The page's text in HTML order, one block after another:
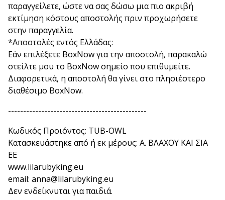
παραγγείλετε, ώστε να σας δώσω μια πιο ακριβή
εκτίμηση κόστους αποστολής πριν προχωρήσετε
στην παραγγελία.
*Αποστολές εντός Ελλάδας:
Εάν επιλέξετε BoxNow για την αποστολή, παρακαλώ
στείλτε μου το BoxNow σημείο που επιθυμείτε.
Διαφορετικά, η αποστολή θα γίνει στο πλησιέστερο
διαθέσιμο BoxNow.
----------------------------------------------
Κωδικός Προιόντος: TUB-OWL
Κατασκευάστηκε από ή εκ μέρους: Α. ΒΛΑΧΟΥ ΚΑΙ ΣΙΑ
ΕΕ
www.lilarubyking.eu
email: anna@lilarubyking.eu
Δεν ενδείκνυται για παιδιά.